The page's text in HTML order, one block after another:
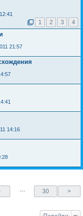
1 2 3 4
21:57
14:16
… 30 >